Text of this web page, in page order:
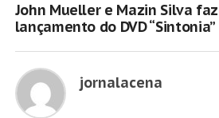
John Mueller e Mazin Silva
lançamento do DVD “Sintonia”
jornalacena